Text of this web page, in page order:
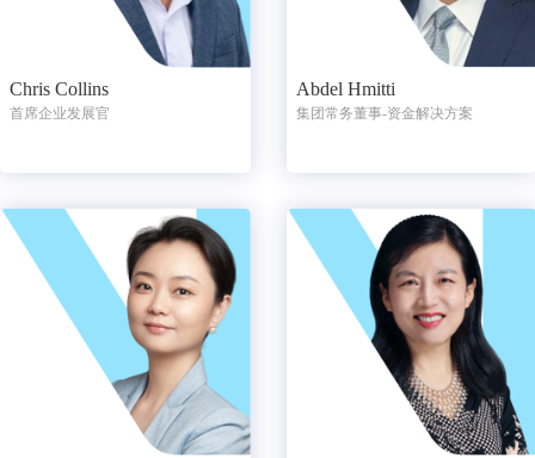
Chris Collins
首席企业发展官
Abdel Hmitti
集团常务董事-资金解决方案